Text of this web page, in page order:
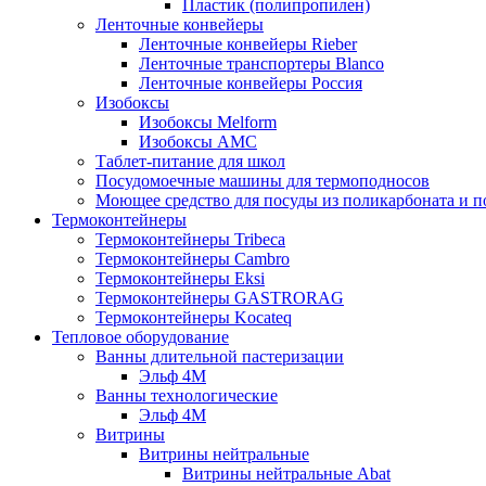
Пластик (полипропилен)
Ленточные конвейеры
Ленточные конвейеры Rieber
Ленточные транспортеры Blanco
Ленточные конвейеры Россия
Изобоксы
Изобоксы Melform
Изобоксы AMC
Таблет-питание для школ
Посудомоечные машины для термоподносов
Моющее средство для посуды из поликарбоната и
Термоконтейнеры
Термоконтейнеры Tribeca
Термоконтейнеры Cambro
Термоконтейнеры Eksi
Термоконтейнеры GASTRORAG
Термоконтейнеры Kocateq
Тепловое оборудование
Ванны длительной пастеризации
Эльф 4М
Ванны технологические
Эльф 4М
Витрины
Витрины нейтральные
Витрины нейтральные Abat